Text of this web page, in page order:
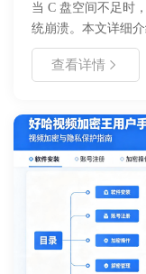
当 C 盘空间不足时
统崩溃。本文详细
删除临时文件的具体
文件以及使用系统
能，同时避免误删
查看详情